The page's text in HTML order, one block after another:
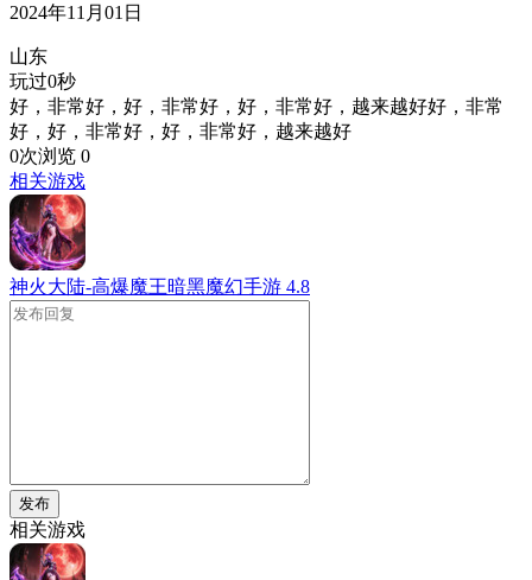
2024年11月01日
山东
玩过0秒
好，非常好，好，非常好，好，非常好，越来越好好，非常
好，好，非常好，好，非常好，越来越好
0次浏览 0
相关游戏
神火大陆-高爆魔王暗黑魔幻手游 4.8
发布
相关游戏